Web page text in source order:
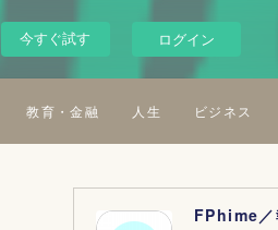
今すぐ試す ログイン
教育・金融 人生 ビジネス
FPhime／